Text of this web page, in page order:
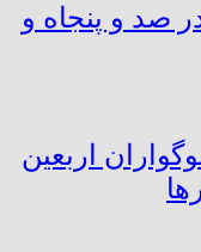
صد و پنجاه و
اربعین